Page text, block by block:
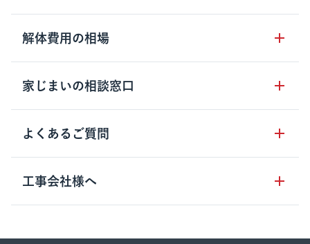
サービスのメリット
クラッソーネの自治体連携
お客さまの声
空き家の処分を検討のお客様へ
解体工事の基礎知識
解体工事に関わる法律
用語集
解体費用の相場
木造住宅の相場
鉄骨造住宅の相場
RC造住宅の相場
家じまいの相談窓口
家じまいの相談窓口
よくあるご質問
クラッソーネの利用方法
工事の進め方
工事会社様へ